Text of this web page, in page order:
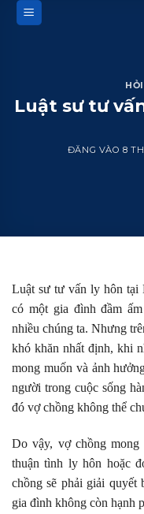
qua
Luật sư tư
ĐĂNG VÀO 8
Luật sư tư vấn ly hôn tại
có một gia đình đầm
nhiều chúng ta. Nhưng
khó khăn nhất định, khi
mong muốn và ảnh
người trong cuộc sống
đó vợ chồng không thể
Do vậy, vợ chồng
thuận tình ly hôn hoặc
chồng sẽ phải giải quyết
gia đình không còn hạnh